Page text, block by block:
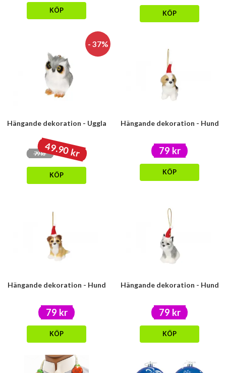
KÖP KÖP
- 37%
Hängande dekoration - Uggla
79 kr49.90 kr
KÖP
Hängande dekoration - Hund
79 kr
KÖP
Hängande dekoration - Hund
79 kr
KÖP
Hängande dekoration - Hund
79 kr
KÖP